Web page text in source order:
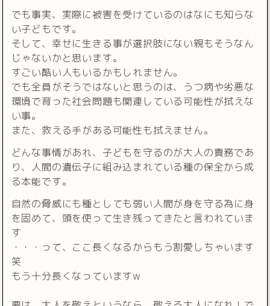
でも事実、実際に被害を受けているのはなにも知らな
い子どもです。
そして、幸せに生きる事が選択肢にない親もそうなん
じゃないかと思います。
すごい酷い人もいるかもしれません。
でも全員がそうではないと思うのは、うつ病や劣悪な
環境で育った社会問題も関連している可能性が拭えな
い事。
また、救える手がある可能性も拭えません。
どんな事情があれ、子どもを守るのが大人の責務であ
り、人間の遺伝子に組み込まれている種の保全から成
る本能です。
自然の脅威にも種としても弱い人間が身を守る為に身
を固めて、頭を使って生き残ってきたと言われていま
す
・・・って、ここ長くなるからもう割愛しちゃいます
笑
もう十分長くなっていますw